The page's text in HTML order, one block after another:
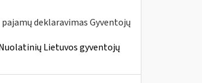
deklaravimas Gyventojų
Lietuvos gyventojų